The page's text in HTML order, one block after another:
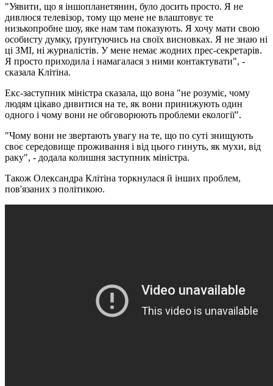
"Уявити, що я іншопланетянин, було досить просто. Я не
дивлюся телевізор, тому що мене не влаштовує те
низькопробне шоу, яке нам там показують. Я хочу мати свою
особисту думку, ґрунтуючись на своїх висновках. Я не знаю ні
ці ЗМІ, ні журналістів. У мене немає жодних прес-секретарів.
Я просто приходила і намагалася з ними контактувати", -
сказала Клітіна.
Екс-заступник міністра сказала, що вона "не розуміє, чому
людям цікаво дивитися на те, як вони принижують один
одного і чому вони не обговорюють проблеми екології".
"Чому вони не звертають увагу на те, що по суті знищують
своє середовище проживання і від цього гинуть, як мухи, від
раку", - додала колишня заступник міністра.
Також Олександра Клітіна торкнулася й інших проблем,
пов'язаних з політикою.